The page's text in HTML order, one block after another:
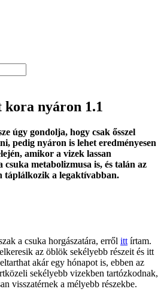
kora nyáron 1.1
úgy gondolja, hogy csak ősszel
pedig nyáron is lehet eredményesen
amikor a vizek lassan
csuka metabolizmusa is, és talán az
táplálkozik a legaktívabban.
a csuka horgászatára, erről itt írtam.
az öblök sekélyebb részeit és itt
akár egy hónapot is, ebben az
sekélyebb vizekben tartózkodnak,
visszatérnek a mélyebb részekbe.